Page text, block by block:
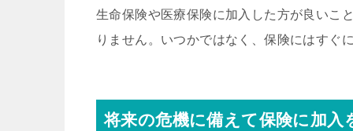
生命保険や医療保険に加入した方が良いこ
りません。いつかではなく、保険にはすぐ
将来の危機に備えて保険に加入